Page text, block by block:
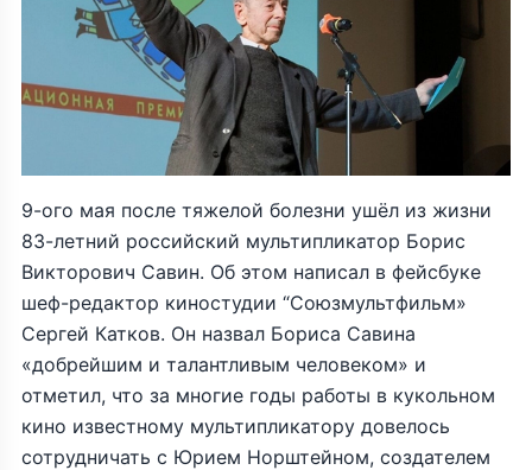
9-ого мая после тяжелой болезни ушёл из жизни
83-летний российский мультипликатор Борис
Викторович Савин. Об этом написал в фейсбуке
шеф-редактор киностудии “Союзмультфильм»
Сергей Катков. Он назвал Бориса Савина
«добрейшим и талантливым человеком» и
отметил, что за многие годы работы в кукольном
кино известному мультипликатору довелось
сотрудничать с Юрием Норштейном, создателем